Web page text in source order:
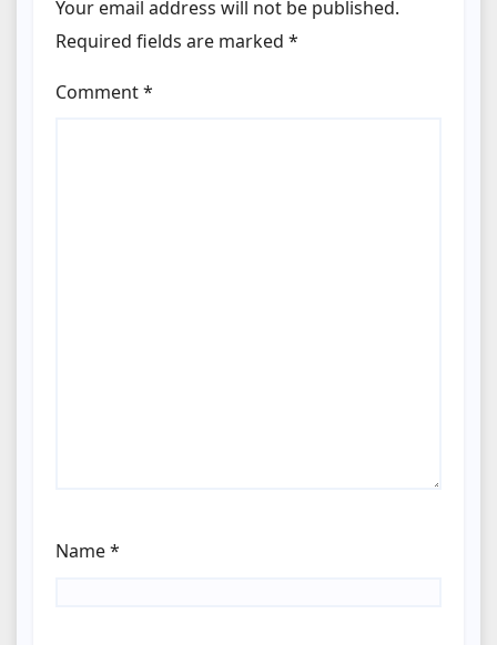
Your email address will not be published.
Required fields are marked *
Comment*
Name*